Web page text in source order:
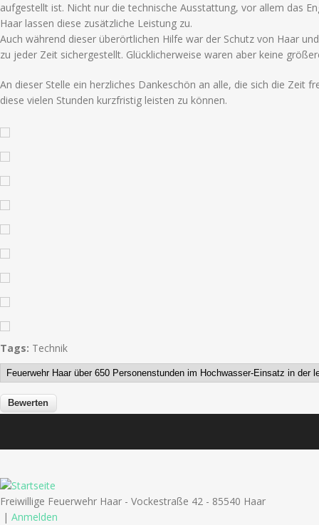
aufgestellt ist. Nicht nur die technische Ausstattung, vor allem das
Haar lassen diese zusätzliche Leistung zu.
Auch während dieser überörtlichen Hilfe war der Schutz von Haar
zu jeder Zeit sichergestellt. Glücklicherweise waren aber keine
An dieser Stelle ein herzliches Dankeschön an alle, die sich die Zeit
diese vielen Stunden kurzfristig leisten zu können.
Tags: Technik
Freiwillige Feuerwehr Haar - Vockestraße 42 - 85540 Haar
| Anmelden